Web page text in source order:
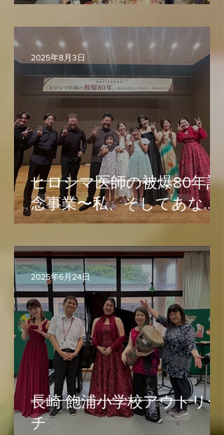
ヒロシマ医師の被爆80年記
念事業〜私、そしてあなた
の平和を祈るコンサー
ト〜
2025年8月3日
長崎 飽浦小学校アウトリー
チ
2025年6月24日